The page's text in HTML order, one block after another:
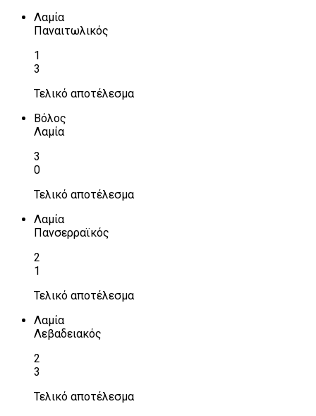
Λαμία
Παναιτωλικός
1
3
Τελικό αποτέλεσμα
Βόλος
Λαμία
3
0
Τελικό αποτέλεσμα
Λαμία
Πανσερραϊκός
2
1
Τελικό αποτέλεσμα
Λαμία
Λεβαδειακός
2
3
Τελικό αποτέλεσμα